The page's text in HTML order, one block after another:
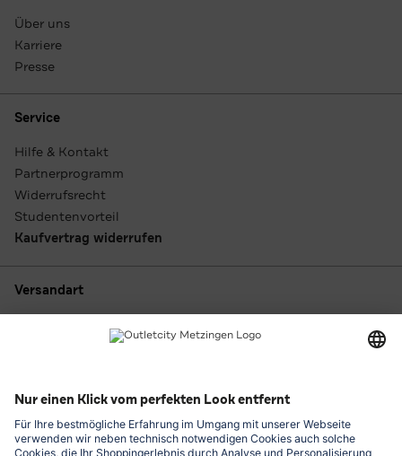
Über uns
Karriere
Presse
Service
Hilfe & Kontakt
Partnerprogramm
Widerrufsrecht
Studentenvorteil
Kaufvertrag widerrufen
Versandart